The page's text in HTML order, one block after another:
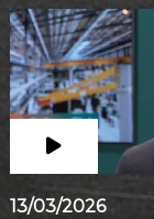
13/03/2026